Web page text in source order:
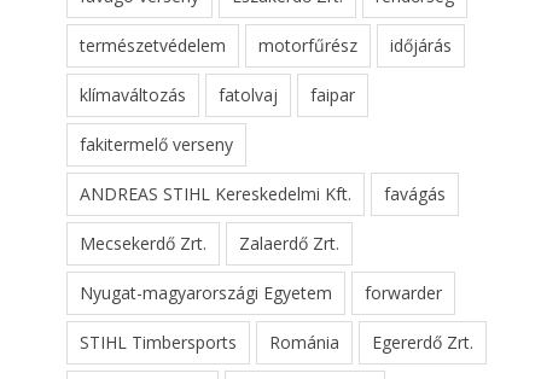
természetvédelem motorfűrész időjárás
klímaváltozás fatolvaj faipar
fakitermelő verseny
ANDREAS STIHL Kereskedelmi Kft. favágás
Mecsekerdő Zrt. Zalaerdő Zrt.
Nyugat-magyarországi Egyetem forwarder
STIHL Timbersports Románia Egererdő Zrt.